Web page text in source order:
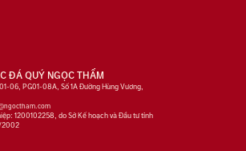
ĐÁ QUÝ NGỌC THẨM
06, PG01-08A, Số 1A Đường Hùng Vương,
1200102258, do Sở Kế hoạch và Đầu tư tỉnh
2002